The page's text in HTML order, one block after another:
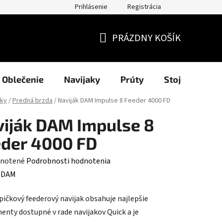
Formuláre NAŠI PARTNERI -
Prihlásenie Registrácia
KOŠÍK
PRÁZDNY KOŠÍK
Oblečenie Navijaky Prúty Stojany a
/Predná brzda/Naviják DAM Impulse 8 Feeder 4000 FD
DAM Impulse 8
4000 FD
Podrobnosti hodnotenia
DAM
feederový navijak obsahuje najlepšie
dostupné v rade navijakov Quick a je